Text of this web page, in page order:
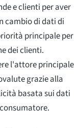
e clienti per aver
cambio di dati di
principale per
dei clienti.
l'attore principale
grazie alla
basata sui dati